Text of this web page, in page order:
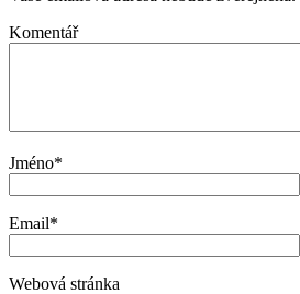
Komentář
Jméno*
Email*
Webová stránka